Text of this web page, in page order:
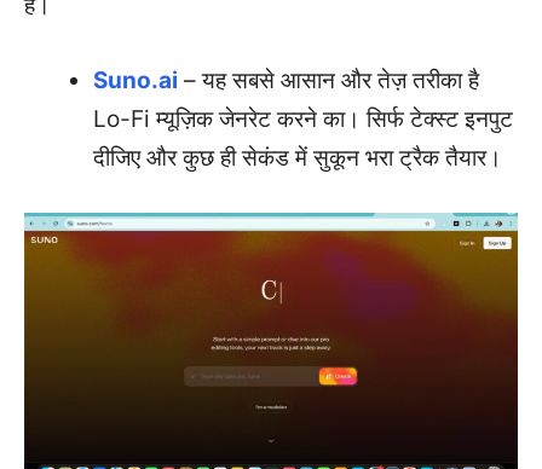
Suno.ai – यह सबसे आसान और तेज़ तरीका है
Lo-Fi म्यूज़िक जेनरेट करने का। सिर्फ टेक्स्ट इनपुट
दीजिए और कुछ ही सेकंड में सुकून भरा ट्रैक तैयार।